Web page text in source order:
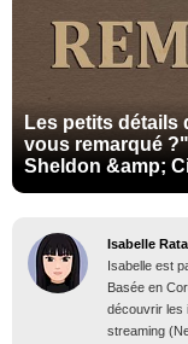
Les petits détails
vous remarqué
Sheldon &amp;
Isabelle
Isabelle est
Basée en
découvrir les
streaming